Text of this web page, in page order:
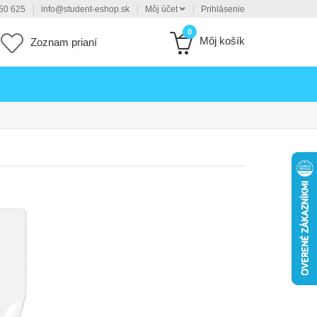
625 info@student-eshop.sk Môj účet Prihlásenie
Zoznam prianí
0
Môj košík